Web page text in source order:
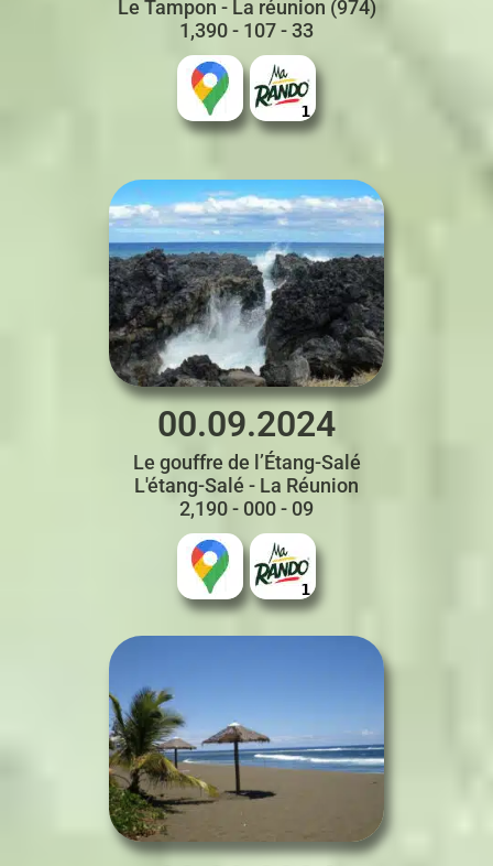
Le Tampon - La réunion (974)
1,390 - 107 - 33
00.09.2024
Le gouffre de l’Étang-Salé
L'étang-Salé - La Réunion
2,190 - 000 - 09